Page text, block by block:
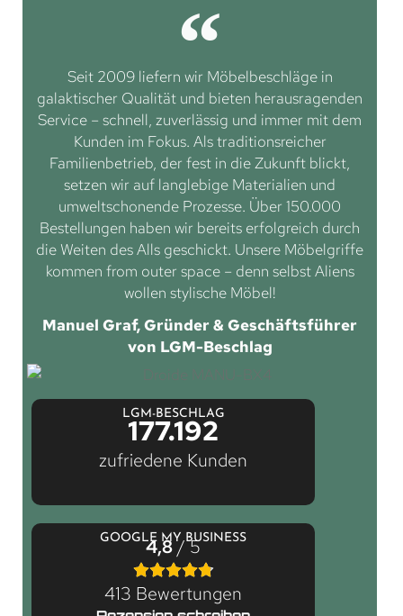
Seit 2009 liefern wir Möbelbeschläge in
galaktischer Qualität und bieten herausragenden
Service – schnell, zuverlässig und immer mit dem
Kunden im Fokus. Als traditionsreicher
Familienbetrieb, der fest in die Zukunft blickt,
setzen wir auf langlebige Materialien und
umweltschonende Prozesse. Über 150.000
Bestellungen haben wir bereits erfolgreich durch
die Weiten des Alls geschickt. Unsere Möbelgriffe
kommen from outer space – denn selbst Aliens
wollen stylische Möbel!
Manuel Graf, Gründer & Geschäftsführer
von LGM-Beschlag
LGM-BESCHLAG
177.192
zufriedene Kunden
GOOGLE MY BUSINESS
4,8/ 5
413 Bewertungen